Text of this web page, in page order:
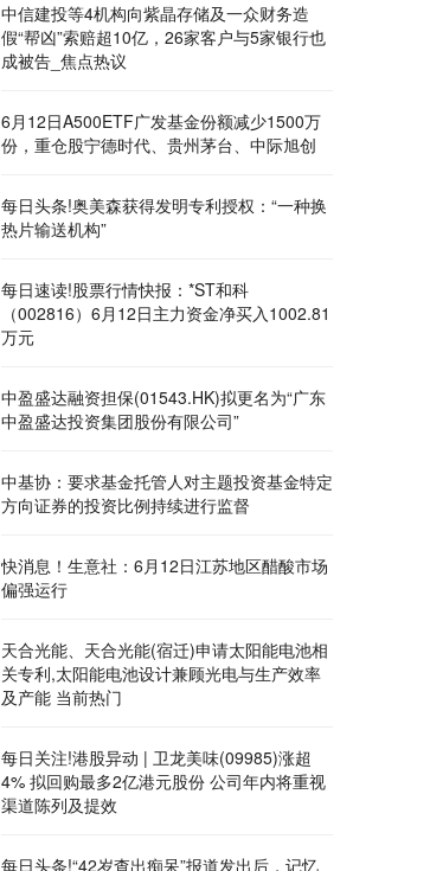
中信建投等4机构向紫晶存储及一众财务造
假“帮凶”索赔超10亿，26家客户与5家银行也
成被告_焦点热议
6月12日A500ETF广发基金份额减少1500万
份，重仓股宁德时代、贵州茅台、中际旭创
每日头条!奥美森获得发明专利授权：“一种换
热片输送机构”
每日速读!股票行情快报：*ST和科
（002816）6月12日主力资金净买入1002.81
万元
中盈盛达融资担保(01543.HK)拟更名为“广东
中盈盛达投资集团股份有限公司”
中基协：要求基金托管人对主题投资基金特定
方向证券的投资比例持续进行监督
快消息！生意社：6月12日江苏地区醋酸市场
偏强运行
天合光能、天合光能(宿迁)申请太阳能电池相
关专利,太阳能电池设计兼顾光电与生产效率
及产能 当前热门
每日关注!港股异动 | 卫龙美味(09985)涨超
4% 拟回购最多2亿港元股份 公司年内将重视
渠道陈列及提效
每日头条!“42岁查出痴呆”报道发出后，记忆